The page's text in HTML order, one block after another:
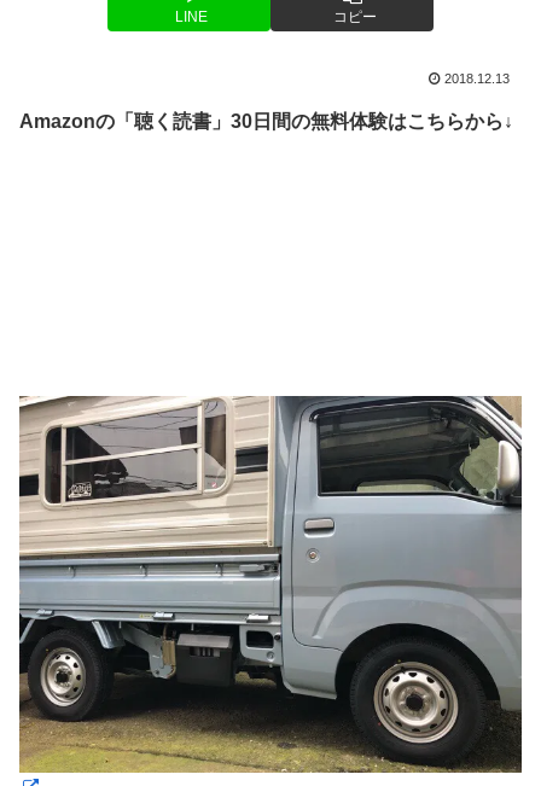
LINE コピー
2018.12.13
Amazonの「聴く読書」30日間の無料体験はこちらから↓